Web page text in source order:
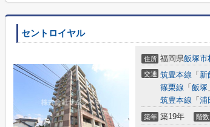
セントロイヤル
住所 福岡県飯塚市
交通 筑豊本線 「 新
篠栗線 「 飯塚
筑豊本線 「 浦
築年 築19年 階数